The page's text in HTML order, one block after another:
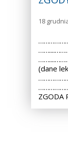
18
(dane
ZGODA